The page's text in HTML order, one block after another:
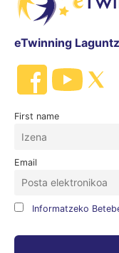
eTwinning
First name
Email
Informatzeko